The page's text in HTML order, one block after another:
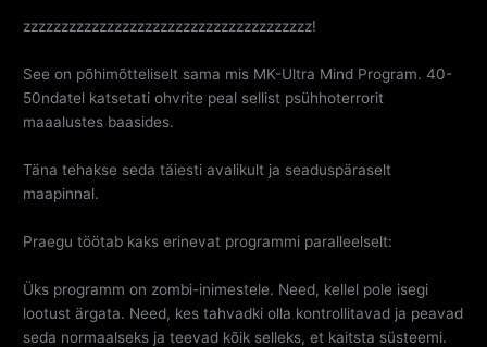
zzzzzzzzzzzzzzzzzzzzzzzzzzzzzzzzzzzzzz!
See on põhimõtteliselt sama mis MK-Ultra Mind Program. 40-
50ndatel katsetati ohvrite peal sellist psühhoterrorit
maaalustes baasides.
Täna tehakse seda täiesti avalikult ja seaduspäraselt
maapinnal.
Praegu töötab kaks erinevat programmi paralleelselt:
Üks programm on zombi-inimestele. Need, kellel pole isegi
lootust ärgata. Need, kes tahvadki olla kontrollitavad ja peavad
seda normaalseks ja teevad kõik selleks, et kaitsta süsteemi.